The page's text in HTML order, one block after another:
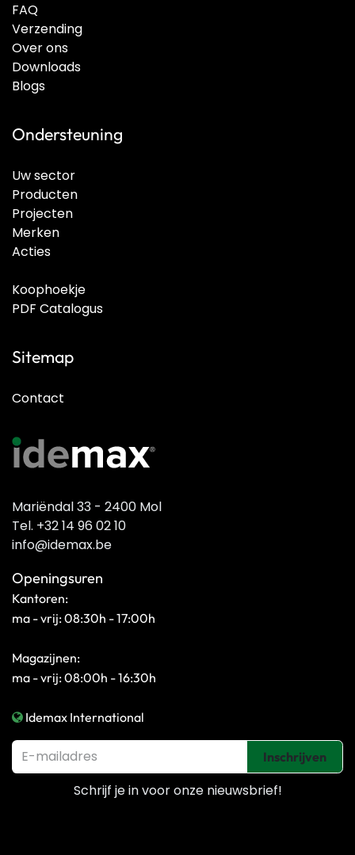
FAQ
Verzending
Over ons
Downloads
Blogs
Ondersteuning
Uw sector
Producten
Projecten
Merken
Acties
Koophoekje
PDF Catalogus
Sitemap
Contact
Mariëndal 33 - 2400 Mol
Tel. +32 14 96 02 10
info@idemax.be
Openingsuren
Kantoren:
ma - vrij: 08:30h - 17:00h
Magazijnen:
ma - vrij: 08:00h - 16:30h
Idemax International
Inschrijven
Schrijf je in voor onze nieuwsbrief!